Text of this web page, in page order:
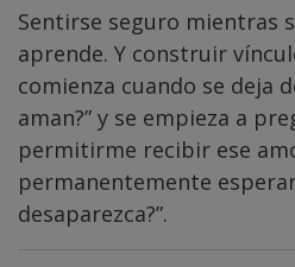
Sentirse seguro mientras
aprende. Y construir
comienza cuando se deja
aman?” y se empieza a
permitirme recibir ese
permanentemente
desaparezca?”.